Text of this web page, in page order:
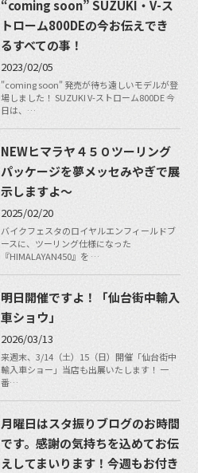
“coming soon” SUZUKI・V-ス
トローム800DEの今お伝えでき
るすべての事！
2023/02/05
"coming soon" 発売が待ち遠しいモデルが登
場しました！ SUZUKI V-ストローム800DE 今
日は、…
NEWヒマラヤ４５０ツーリング
パッケージを夢メッセみやぎで展
示しますよ〜
2025/02/20
バイクフェスタのロイヤルエンフィールドブ
ースに、ツーリング仕様になった
『HIMALAYAN450』を …
明日開催ですよ！「仙台街中輸入
車ショウ」
2026/03/13
来週末、3/14（土）15（日）開催「仙台街中
輸入車ショー」当店も出展いたします！ 一
番…
月曜日はスタ振りブログのお時間
です。感謝の気持ちを込めてお伝
えしてまいります！今週もお付き